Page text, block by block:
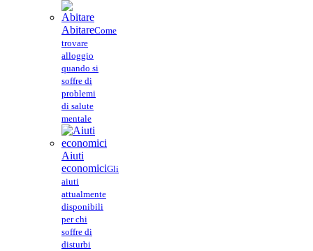
AbitareCome
trovare
alloggio
quando si
soffre di
problemi
di salute
mentale
Aiuti
economiciGli
aiuti
attualmente
disponibili
per chi
soffre di
disturbi